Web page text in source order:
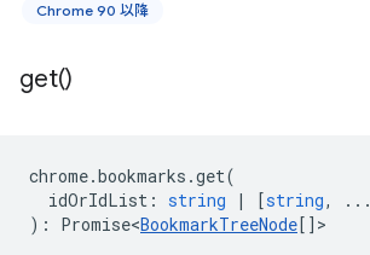
Chrome 90 以降
get()
chrome.bookmarks .get(
idOrIdList : string | [string, ...
) : Promise<BookmarkTreeNode [] >